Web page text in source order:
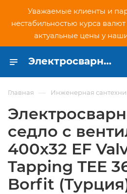
Уважаемые клиенты и
нестабильностью курса
актуальные цены у
Электросварное седло с вентилем 400х32 EF Valve Tapping TEE 360 Borfit (Турция) - купить по низкой цене в Москве, интернет-магазин PNDtech.ru
Главная — Инженерная
седло с
400х32 EF
Tapping TEE
Borfit